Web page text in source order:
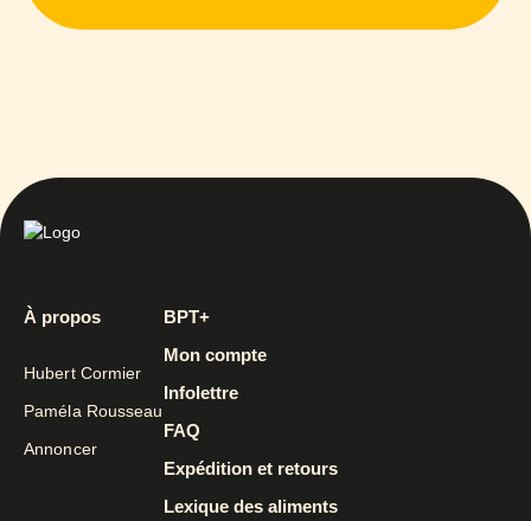
À propos
Hubert Cormier
Paméla Rousseau
Annoncer
BPT+
Mon compte
Infolettre
FAQ
Expédition et retours
Lexique des aliments